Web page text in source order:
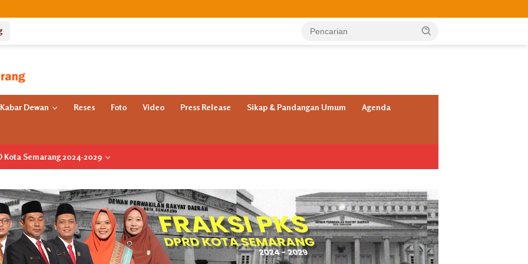
Kabar Dewan Reses Foto Video Press Release Sikap & Pandangan Umum Agenda
Kota Semarang 2024-2029